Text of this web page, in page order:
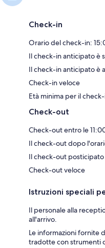
Check-in
Orario del check-in:
Il check-in anticipato è
Il check-in anticipato è
Check-in veloce
Età minima per il
Check-out
Check-out entro le
Il check-out dopo
Il check-out
Check-out veloce
Istruzioni speciali
Il personale alla
all'arrivo.
Le informazioni fornite
tradotte con strumenti